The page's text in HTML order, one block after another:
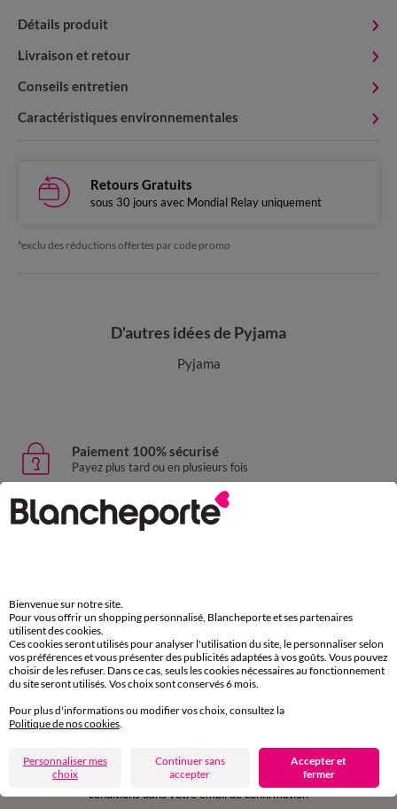
Détails produit
Livraison et retour
Conseils entretien
Caractéristiques environnementales
Retours Gratuits
sous 30 jours avec Mondial Relay uniquement
*exclu des réductions offertes par code promo
D'autres idées de Pyjama
Pyjama
Paiement 100% sécurisé
Payez plus tard ou en plusieurs fois
Livraison express
domicile, relais, consignes automatiques
Service clients
par chat et par téléphone
de 8h00 à 20h00 du lundi au samedi
en vous inscrivant à la newsletter
dès 20€ d’achat
conditions dans votre email de confirmation
Bienvenue sur notre site.
Pour vous offrir un shopping personnalisé, Blancheporte et ses partenaires
utilisent des cookies.
Ces cookies seront utilisés pour analyser l'utilisation du site, le personnaliser selon
vos préférences et vous présenter des publicités adaptées à vos goûts. Vous pouvez
choisir de les refuser. Dans ce cas, seuls les cookies nécessaires au fonctionnement
du site seront utilisés. Vos choix sont conservés 6 mois.
Pour plus d'informations ou modifier vos choix, consultez la
Politique de nos cookies
Personnaliser mes
choix
Continuer sans
accepter
Accepter et
fermer